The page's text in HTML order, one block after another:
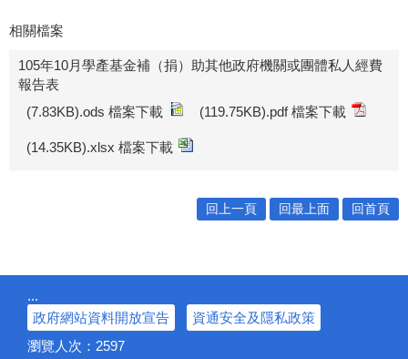
相關檔案
105年10月學產基金補（捐）助其他政府機關或團體私人經費
報告表
(7.83KB).ods 檔案下載
(119.75KB).pdf 檔案下載
(14.35KB).xlsx 檔案下載
回上一頁 回最上面 回首頁
:::
政府網站資料開放宣告
資通安全及隱私政策
瀏覽人次： 2597